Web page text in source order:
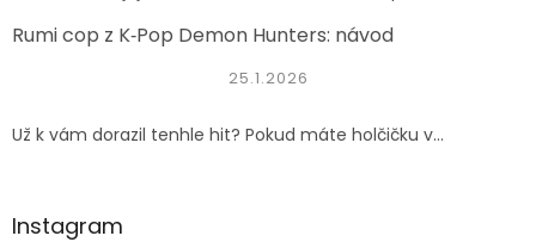
Rumi cop z K‑Pop Demon Hunters: návod
25.1.2026
Už k vám dorazil tenhle hit? Pokud máte holčičku v...
Instagram